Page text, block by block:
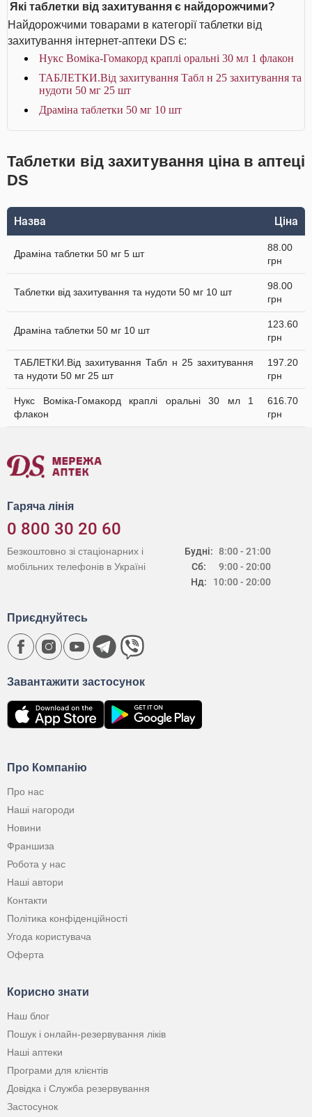
Які таблетки від захитування є найдорожчими?
Найдорожчими товарами в категорії таблетки від
захитування інтернет-аптеки DS є:
Нукс Воміка-Гомакорд краплі оральні 30 мл 1 флакон
ТАБЛЕТКИ.Від захитування Табл н 25 захитування та
нудоти 50 мг 25 шт
Драміна таблетки 50 мг 10 шт
Таблетки від захитування ціна в аптеці
DS
Назва Ціна
Драміна таблетки 50 мг 5 шт
88.00
грн
Таблетки від захитування та нудоти 50 мг 10 шт
98.00
грн
Драміна таблетки 50 мг 10 шт
123.60
грн
ТАБЛЕТКИ.Від захитування Табл н 25 захитування
та нудоти 50 мг 25 шт
197.20
грн
Нукс Воміка-Гомакорд краплі оральні 30 мл 1
флакон
616.70
грн
Гаряча лінія
0 800 30 20 60
Будні:
Сб:
Нд:
8:00 - 21:00
9:00 - 20:00
10:00 - 20:00
Безкоштовно зі стаціонарних і
мобільних телефонів в Україні
Про Компанію
Про нас
Наші нагороди
Новини
Франшиза
Робота у нас
Наші автори
Контакти
Політика конфіденційності
Угода користувача
Оферта
Корисно знати
Наш блог
Пошук і онлайн-резервування ліків
Наші аптеки
Програми для клієнтів
Довідка і Служба резервування
Застосунок
Завантажити застосунок
Приєднуйтесь